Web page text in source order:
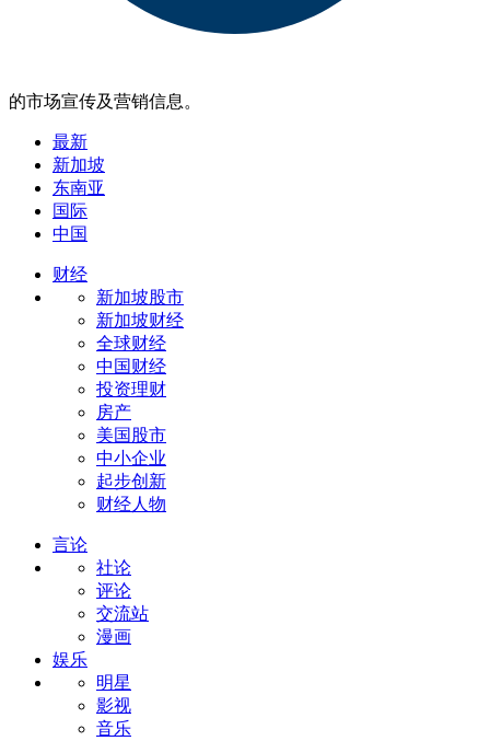
的市场宣传及营销信息。
最新
新加坡
东南亚
国际
中国
财经
新加坡股市
新加坡财经
全球财经
中国财经
投资理财
房产
美国股市
中小企业
起步创新
财经人物
言论
社论
评论
交流站
漫画
娱乐
明星
影视
音乐